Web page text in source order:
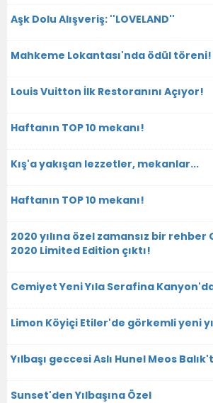
Aşk Dolu Alışveriş: ''LOVELAND''
Mahkeme Lokantası'nda ödül töreni!
Louis Vuitton İlk Restoranını Açıyor!
Haftanın TOP 10 mekanı!
Kış'a yakışan lezzetler, mekanlar...
Haftanın TOP 10 mekanı!
2020 yılına özel zamansız bir rehber
2020 Limited Edition çıktı!
Cemiyet Yeni Yıla Serafina
Limon Köyiçi Etiler'de görkemli yeni
Yılbaşı geccesi Aslı Hunel Meos
Sunset'den Yılbaşına Özel